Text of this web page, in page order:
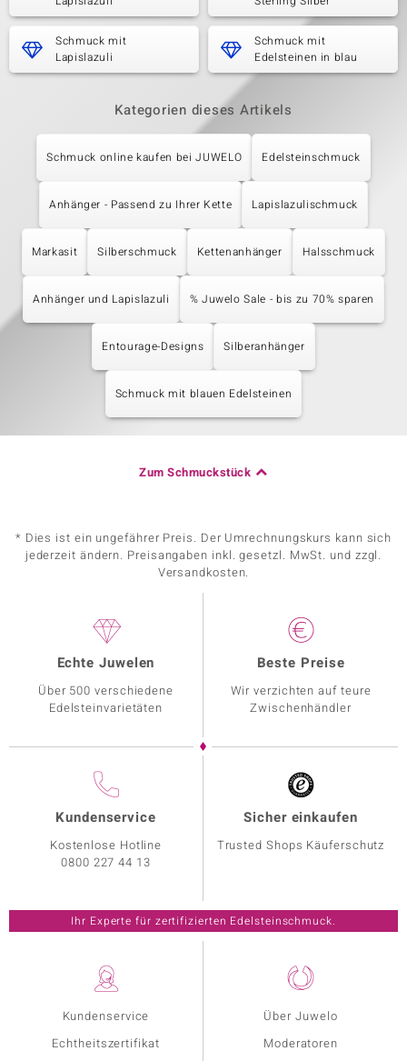
Schmuck mit
Lapislazuli
Schmuck mit
Edelsteinen in blau
Kategorien dieses Artikels
Schmuck online kaufen bei JUWELO Edelsteinschmuck
Anhänger - Passend zu Ihrer Kette Lapislazulischmuck
Markasit Silberschmuck Kettenanhänger Halsschmuck
Anhänger und Lapislazuli % Juwelo Sale - bis zu 70% sparen
Entourage-Designs Silberanhänger
Schmuck mit blauen Edelsteinen
Zum Schmuckstück
* Dies ist ein ungefährer Preis. Der Umrechnungskurs kann sich
jederzeit ändern. Preisangaben inkl. gesetzl. MwSt. und zzgl.
Versandkosten.
Kundenservice
Echtheitszertifikat
Über Juwelo
Moderatoren
Echte Juwelen
Über 500 verschiedene
Edelsteinvarietäten
Beste Preise
Wir verzichten auf teure
Zwischenhändler
Kundenservice
Kostenlose Hotline
0800 227 44 13
Sicher einkaufen
Trusted Shops Käuferschutz
Ihr Experte für zertifizierten Edelsteinschmuck.